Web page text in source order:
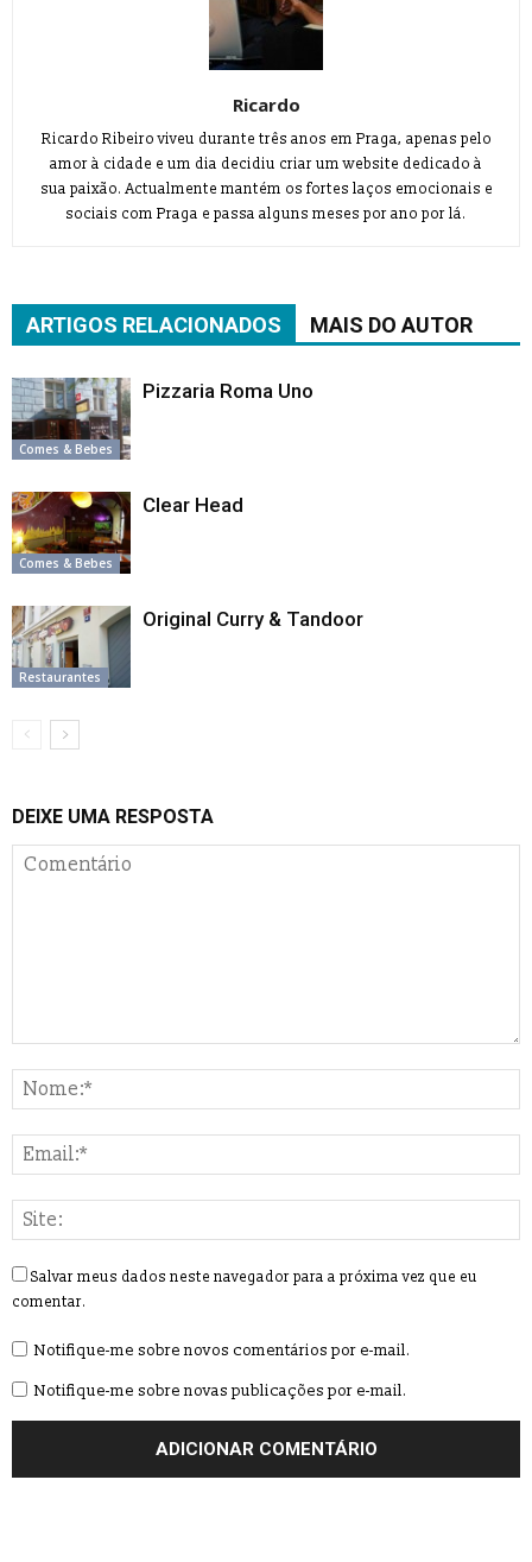
Ricardo
Ricardo Ribeiro viveu durante três anos em Praga, apenas pelo
amor à cidade e um dia decidiu criar um website dedicado à
sua paixão. Actualmente mantém os fortes laços emocionais e
sociais com Praga e passa alguns meses por ano por lá.
ARTIGOS RELACIONADOS MAIS DO AUTOR
Comes & Bebes
Pizzaria Roma Uno
Comes & Bebes
Clear Head
Restaurantes
Original Curry & Tandoor
DEIXE UMA RESPOSTA
Salvar meus dados neste navegador para a próxima vez que eu
comentar.
Notifique-me sobre novos comentários por e-mail.
Notifique-me sobre novas publicações por e-mail.